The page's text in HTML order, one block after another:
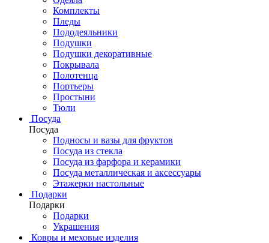
Комплекты
Пледы
Пододеяльники
Подушки
Подушки декоративные
Покрывала
Полотенца
Портьеры
Простыни
Тюли
Посуда
Посуда
Подносы и вазы для фруктов
Посуда из стекла
Посуда из фарфора и керамики
Посуда металлическая и аксессуары
Этажерки настольные
Подарки
Подарки
Подарки
Украшения
Ковры и меховые изделия